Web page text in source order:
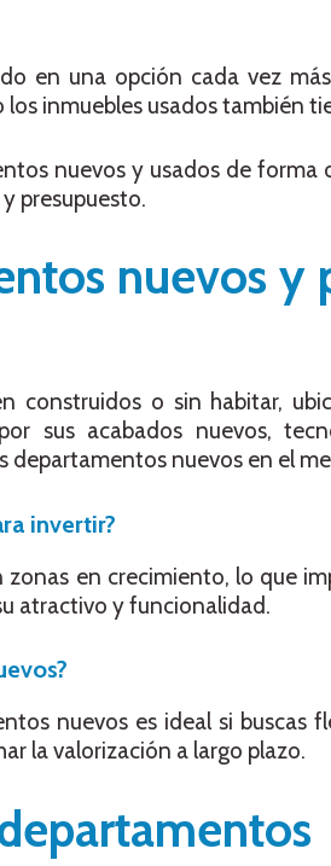
en una opción cada vez
inmuebles usados también
nuevos y usados de forma
presupuesto.
nuevos y
construidos o sin habitar,
sus acabados nuevos,
departamentos nuevos en el
invertir?
en crecimiento, lo que
atractivo y funcionalidad.
nuevos es ideal si buscas
la valorización a largo plazo.